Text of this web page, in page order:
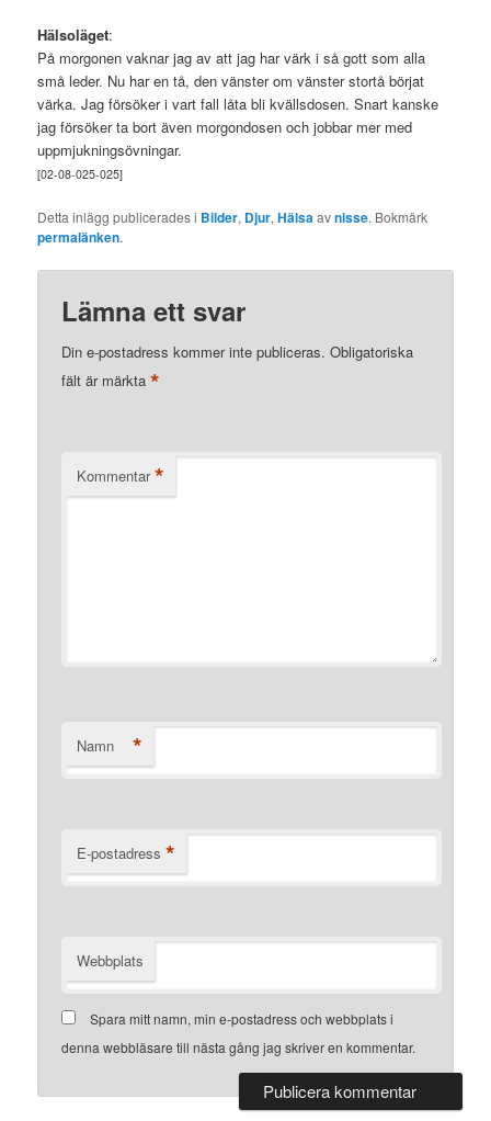
Hälsoläget:
På morgonen vaknar jag av att jag har värk i så gott som alla
små leder. Nu har en tå, den vänster om vänster stortå börjat
värka. Jag försöker i vart fall låta bli kvällsdosen. Snart kanske
jag försöker ta bort även morgondosen och jobbar mer med
uppmjukningsövningar.
[02-08-025-025]
Detta inlägg publicerades i Bilder, Djur,Hälsaavnisse. Bokmärk
permalänken.
Lämna ett svar
Din e-postadress kommer inte publiceras. Obligatoriska
fält är märkta*
Kommentar *
Namn *
E-postadress *
Webbplats
Spara mitt namn, min e-postadress och webbplats i
denna webbläsare till nästa gång jag skriver en kommentar.